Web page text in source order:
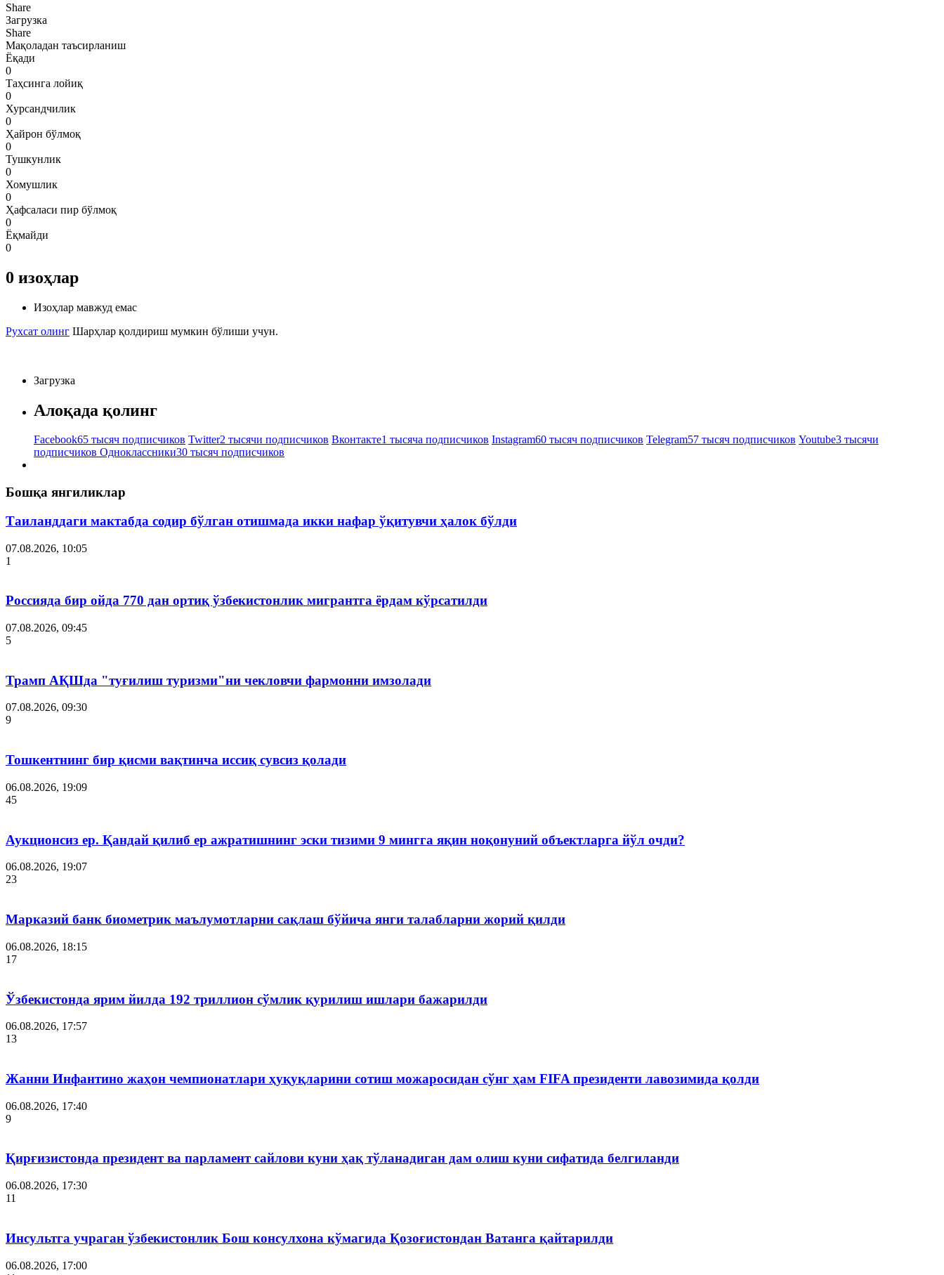
Share
Загрузка
Share
Мақоладан таъсирланиш
Ёқади
0
Таҳсинга лойиқ
0
Хурсандчилик
0
Ҳайрон бўлмоқ
0
Тушкунлик
0
Хомушлик
0
Ҳафсаласи пир бўлмоқ
0
Ёқмайди
0
0 изоҳлар
Изоҳлар мавжуд емас
Рухсат олинг Шарҳлар қолдириш мумкин бўлиши учун.
Загрузка
Алоқада қолинг
Facebook65 тысяч подписчиков Twitter2 тысячи подписчиков Вконтакте1 тысяча подписчиков Instagram60 тысяч подписчиков Telegram57 тысяч подписчиков Youtube3 тысячи
подписчиков Одноклассники30 тысяч подписчиков
Бошқа янгиликлар
Таиланддаги мактабда содир бўлган отишмада икки нафар ўқитувчи ҳалок бўлди
07.08.2026, 10:05
1
Россияда бир ойда 770 дан ортиқ ўзбекистонлик мигрантга ёрдам кўрсатилди
07.08.2026, 09:45
5
Трамп АҚШда "туғилиш туризми"ни чекловчи фармонни имзолади
07.08.2026, 09:30
9
Тошкентнинг бир қисми вақтинча иссиқ сувсиз қолади
06.08.2026, 19:09
45
Аукционсиз ер. Қандай қилиб ер ажратишнинг эски тизими 9 мингга яқин ноқонуний объектларга йўл очди?
06.08.2026, 19:07
23
Марказий банк биометрик маълумотларни сақлаш бўйича янги талабларни жорий қилди
06.08.2026, 18:15
17
Ўзбекистонда ярим йилда 192 триллион сўмлик қурилиш ишлари бажарилди
06.08.2026, 17:57
13
Жанни Инфантино жаҳон чемпионатлари ҳуқуқларини сотиш можаросидан сўнг ҳам FIFA президенти лавозимида қолди
06.08.2026, 17:40
9
Қирғизистонда президент ва парламент сайлови куни ҳақ тўланадиган дам олиш куни сифатида белгиланди
06.08.2026, 17:30
11
Инсультга учраган ўзбекистонлик Бош консулхона кўмагида Қозоғистондан Ватанга қайтарилди
06.08.2026, 17:00